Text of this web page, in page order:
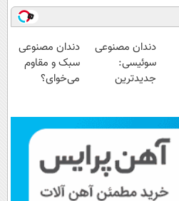
دندان مصنوعی
سوئیسی:
جدیدترین
پرداخت قسطی
دندان مصنوعی
سبک و مقاوم
می‌خوای؟
📍تهران